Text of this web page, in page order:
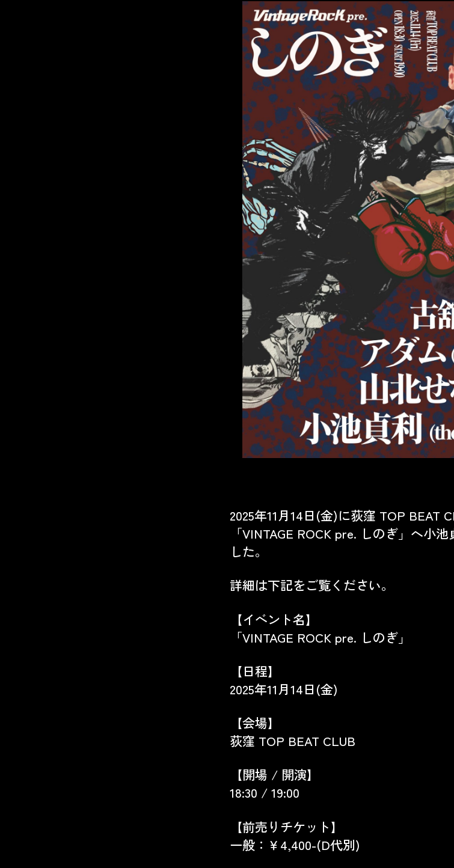
2025年11月14日(金)に荻窪 TOP BEAT
「VINTAGE ROCK pre. しのぎ」へ小
した。
詳細は下記をご覧ください。
【イベント名】
「VINTAGE ROCK pre. しのぎ」
【日程】
2025年11月14日(金)
【会場】
荻窪 TOP BEAT CLUB
【開場 / 開演】
18:30 / 19:00
【前売りチケット】
一般：￥4,400-(D代別)